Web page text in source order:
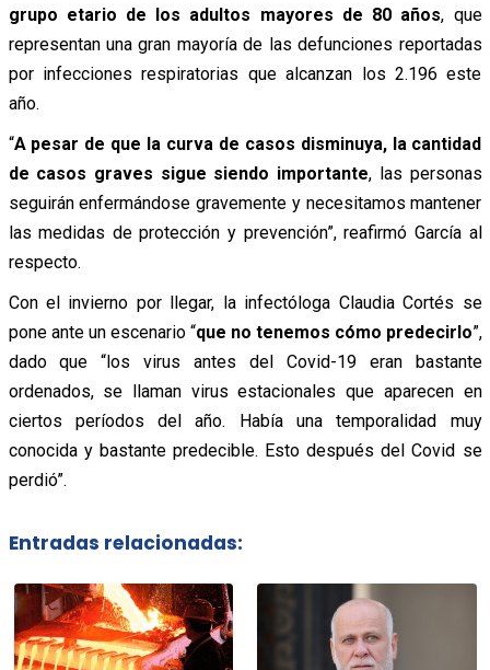
grupo etario de los adultos mayores de 80 años, que
representan una gran mayoría de las defunciones reportadas
por infecciones respiratorias que alcanzan los 2.196 este
año.
“A pesar de que la curva de casos disminuya, la cantidad
de casos graves sigue siendo importante, las personas
seguirán enfermándose gravemente y necesitamos mantener
las medidas de protección y prevención”, reafirmó García al
respecto.
Con el invierno por llegar, la infectóloga Claudia Cortés se
pone ante un escenario “que no tenemos cómo predecirlo”,
dado que “los virus antes del Covid-19 eran bastante
ordenados, se llaman virus estacionales que aparecen en
ciertos períodos del año. Había una temporalidad muy
conocida y bastante predecible. Esto después del Covid se
perdió”.
Entradas relacionadas: